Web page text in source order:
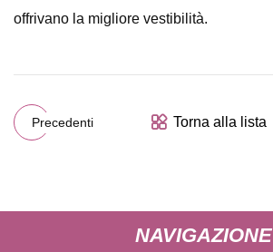
offrivano la migliore vestibilità.
Precedenti Torna alla lista
NAVIGAZIONE